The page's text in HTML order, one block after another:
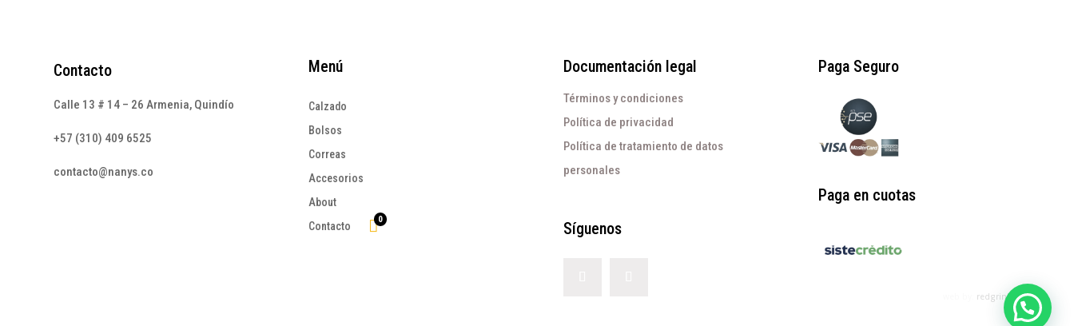
Contacto
Calle 13 # 14 – 26 Armenia, Quindío
+57 (310) 409 6525
contacto@nanys.co
Menú
Calzado
Bolsos
Correas
Accesorios
About
Contacto
0
Documentación legal
Términos y condiciones
Política de privacidad
Política de tratamiento de datos
personales
Síguenos
Paga Seguro
Paga en cuotas
redgrinblu